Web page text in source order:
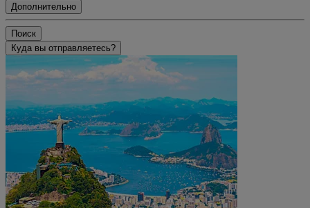
Дополнительно
Поиск
Куда вы отправляетесь?